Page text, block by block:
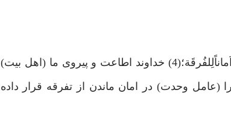
حضرت زهرا(س) در اين‏باره فرمود: «فَجَعَلَ اللّهُ…طاعَتَنا نِظاماً لِلملةِ وَ اِمامَتَنا اَماناًلِلفُرقَة؛(4) خداوند اطاعت و پيروى ما (اهل بيت)
وحدت) در امان ماندن از تفرقه قرار داده